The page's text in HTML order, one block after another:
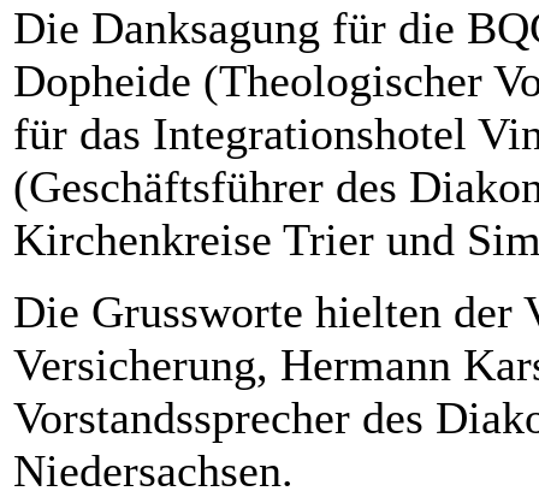
Die Danksagung für die
Dopheide (Theologischer
für das Integrationshotel
(Geschäftsführer des
Kirchenkreise Trier und
Die Grussworte hielten der
Versicherung, Hermann
Vorstandssprecher des
Niedersachsen.